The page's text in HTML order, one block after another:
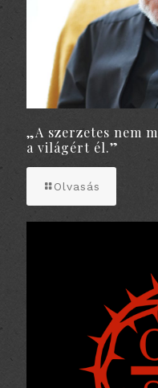
„A szerzetes nem
a világért él.”
Olvasás